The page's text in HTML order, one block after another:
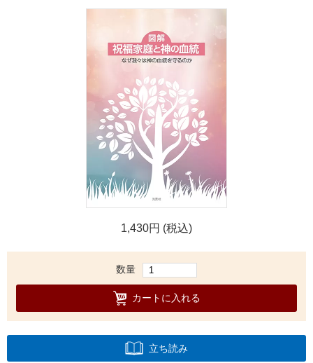
1,430円 (税込)
数量
カートに入れる
立ち読み